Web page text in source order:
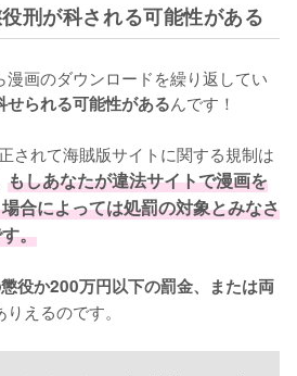
刑が科される可能性がある
画のダウンロードを繰り返してい
せられる可能性があるんです！
されて海賊版サイトに関する規制は
もしあなたが違法サイトで漫画を
合によっては処罰の対象とみなさ
。
役か200万円以下の罰金、または両
えるのです。